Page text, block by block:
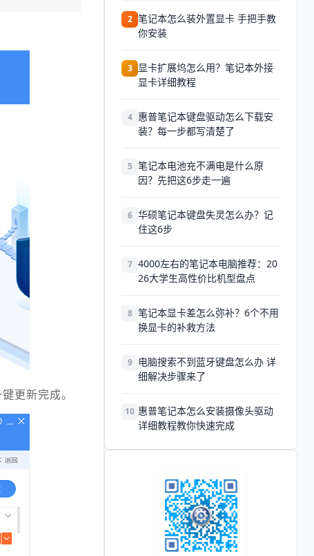
更新完成。
2 笔记本怎么装外置显卡 手把手教
你安装
3
显卡扩展坞怎么用？笔记本外接
显卡详细教程
4 惠普笔记本键盘驱动怎么下载安
装？每一步都写清楚了
5 笔记本电池充不满电是什么原
因？先把这6步走一遍
6 华硕笔记本键盘失灵怎么办？记
住这6步
7 4000左右的笔记本电脑推荐：20
26大学生高性价比机型盘点
8 笔记本显卡差怎么弥补？6个不用
换显卡的补救方法
9 电脑搜索不到蓝牙键盘怎么办 详
细解决步骤来了
10 惠普笔记本怎么安装摄像头驱动
详细教程教你快速完成